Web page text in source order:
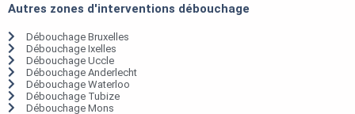
Autres zones d'interventions débouchage
Débouchage Bruxelles
Débouchage Ixelles
Débouchage Uccle
Débouchage Anderlecht
Débouchage Waterloo
Débouchage Tubize
Débouchage Mons